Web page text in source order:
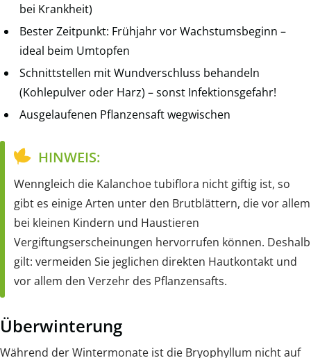
bei Krankheit)
Bester Zeitpunkt: Frühjahr vor Wachstumsbeginn –
ideal beim Umtopfen
Schnittstellen mit Wundverschluss behandeln
(Kohlepulver oder Harz) – sonst Infektionsgefahr!
Ausgelaufenen Pflanzensaft wegwischen
HINWEIS:
Wenngleich die Kalanchoe tubiflora nicht giftig ist, so
gibt es einige Arten unter den Brutblättern, die vor allem
bei kleinen Kindern und Haustieren
Vergiftungserscheinungen hervorrufen können. Deshalb
gilt: vermeiden Sie jeglichen direkten Hautkontakt und
vor allem den Verzehr des Pflanzensafts.
Überwinterung
Während der Wintermonate ist die Bryophyllum nicht auf